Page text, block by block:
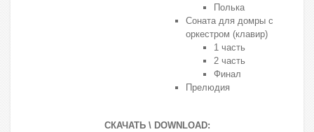
Полька
Соната для домры с
оркестром (клавир)
1 часть
2 часть
Финал
Прелюдия
СКАЧАТЬ \ DOWNLOAD: